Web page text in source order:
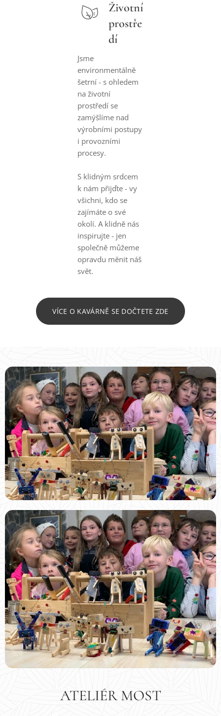
Životní
prostře
dí
Jsme
environmentálně
šetrní - s ohledem
na životní
prostředí se
zamýšlíme nad
výrobními postupy
i provozními
procesy.
S klidným srdcem
k nám přijďte - vy
všichni, kdo se
zajímáte o své
okolí. A klidně nás
inspirujte - jen
společně můžeme
opravdu měnit náš
svět.
VÍCE O KAVÁRNĚ SE DOČTETE ZDE
ATELIÉR MOST